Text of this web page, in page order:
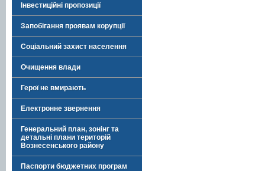
Інвестиційні пропозиції
Запобігання проявам корупції
Соціальний захист населення
Очищення влади
Герої не вмирають
Електронне звернення
Генеральний план, зонінг та
детальні плани територій
Вознесенського району
Паспорти бюджетних програм